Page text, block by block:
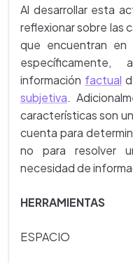
Al desarrollar esta
reflexionar sobre las
que encuentran
información factual
subjetiva.
características son
cuenta para
no para resolver
necesidad de
HERRAMIENTAS
ESPACIO